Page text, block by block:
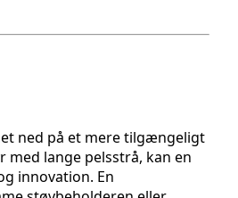
ned på et mere tilgængeligt
lange pelsstrå, kan en
innovation. En